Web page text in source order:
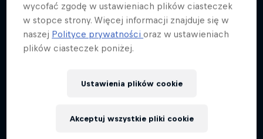
wycofać zgodę w ustawieniach plików ciasteczek
w stopce strony. Więcej informacji znajduje się w
naszej Polityce prywatnościoraz w ustawieniach
plików ciasteczek poniżej.
Ustawienia plików cookie
Akceptuj wszystkie pliki cookie